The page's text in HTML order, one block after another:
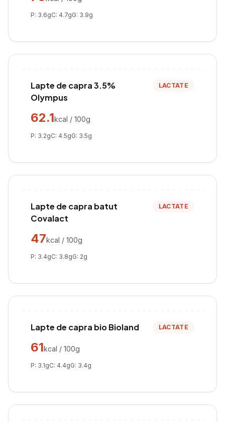
P: 3.6gC: 4.7gG: 3.9g
Lapte de capra 3.5%
Olympus
LACTATE
62.1kcal / 100g
P: 3.2gC: 4.5gG: 3.5g
Lapte de capra batut
Covalact
LACTATE
47kcal / 100g
P: 3.4gC: 3.8gG: 2g
Lapte de capra bio Bioland LACTATE
61kcal / 100g
P: 3.1gC: 4.4gG: 3.4g